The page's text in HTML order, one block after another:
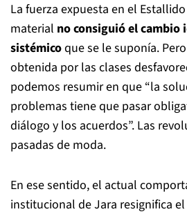
La fuerza expuesta en el
material no consiguió el cambio
sistémicoque se le suponía.
obtenida por las clases
podemos resumir en que “la
problemas tiene que pasar
diálogo y los acuerdos”. Las
pasadas de moda.
En ese sentido, el actual
institucional de Jara resignifica